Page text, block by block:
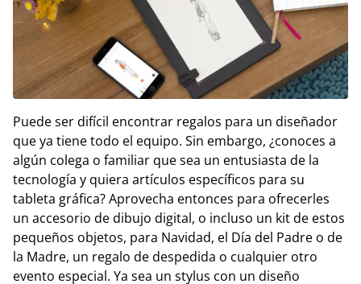
Puede ser difícil encontrar regalos para un diseñador
que ya tiene todo el equipo. Sin embargo, ¿conoces a
algún colega o familiar que sea un entusiasta de la
tecnología y quiera artículos específicos para su
tableta gráfica? Aprovecha entonces para ofrecerles
un accesorio de dibujo digital, o incluso un kit de estos
pequeños objetos, para Navidad, el Día del Padre o de
la Madre, un regalo de despedida o cualquier otro
evento especial. Ya sea un stylus con un diseño